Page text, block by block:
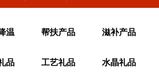
温 帮扶产品 滋补产品
品 工艺礼品 水晶礼品